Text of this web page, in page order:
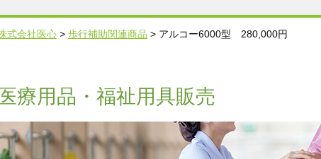
式会社医心 > 歩行補助関連商品 > アルコー6000型 280,000円
医療用品・福祉用具販売